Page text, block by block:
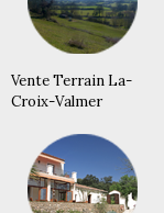
Vente Terrain La-
Croix-Valmer